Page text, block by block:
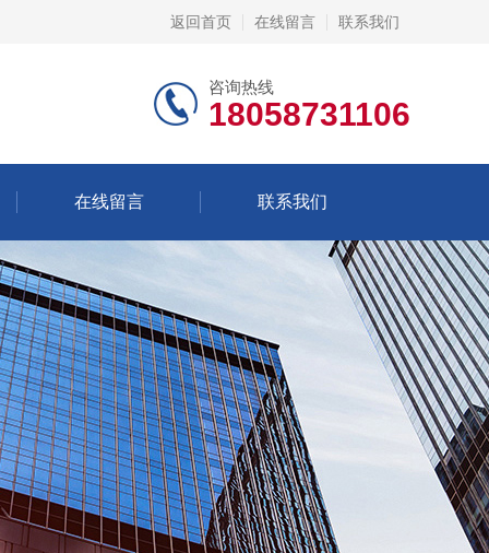
返回首页 在线留言 联系我们
咨询热线
18058731106
在线留言 联系我们